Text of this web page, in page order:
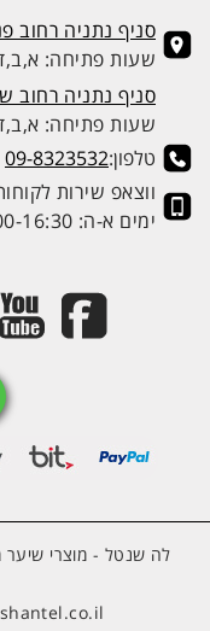
סניף נתניה רחוב
שעות פתיחה: א,ב,ד,ה : 9:00-15:00, ג:
סניף נתניה רחוב שד
שעות פתיחה: א,ב,ד,ה : 9:00-18:00, ג,ו:
טלפון:09-8323532
ווצאפ שירות
ימים א-ה: 9:00-16:30
לה שנטל - מוצרי שיער